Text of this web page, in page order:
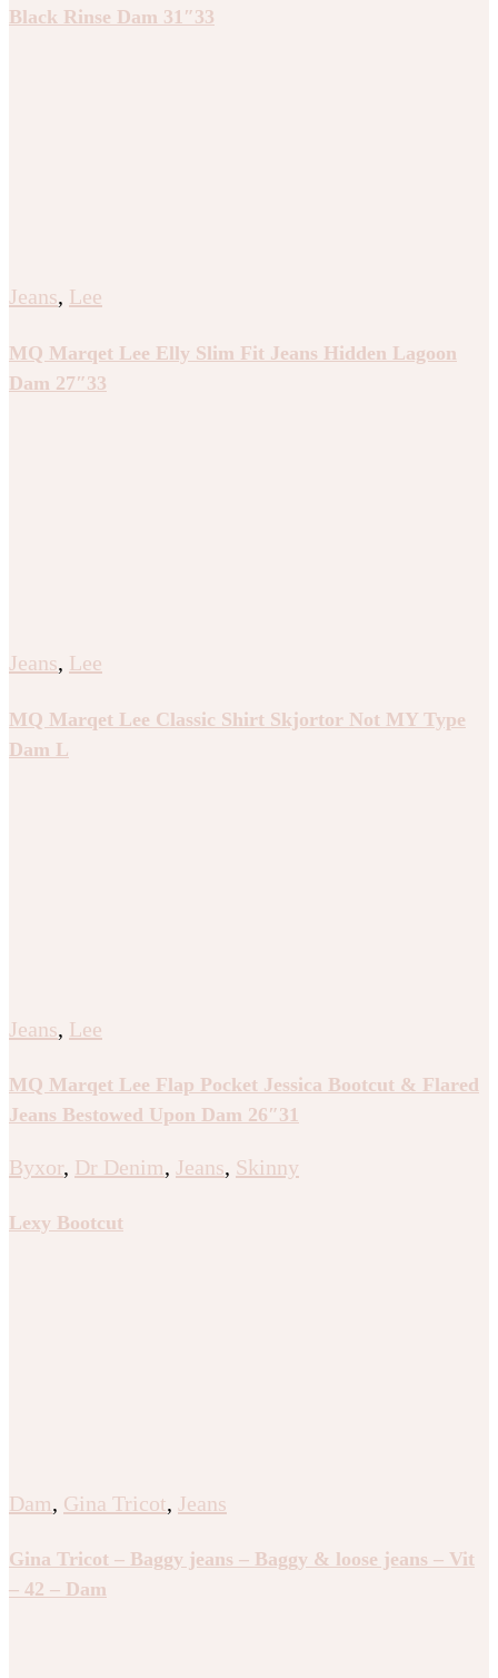
Black Rinse Dam 31″33
Jeans, Lee
MQ Marqet Lee Elly Slim Fit Jeans Hidden Lagoon
Dam 27″33
Jeans, Lee
MQ Marqet Lee Classic Shirt Skjortor Not MY Type
Dam L
Jeans, Lee
MQ Marqet Lee Flap Pocket Jessica Bootcut & Flared
Jeans Bestowed Upon Dam 26″31
Byxor, Dr Denim, Jeans, Skinny
Lexy Bootcut
Dam, Gina Tricot, Jeans
Gina Tricot – Baggy jeans – Baggy & loose jeans – Vit
– 42 – Dam